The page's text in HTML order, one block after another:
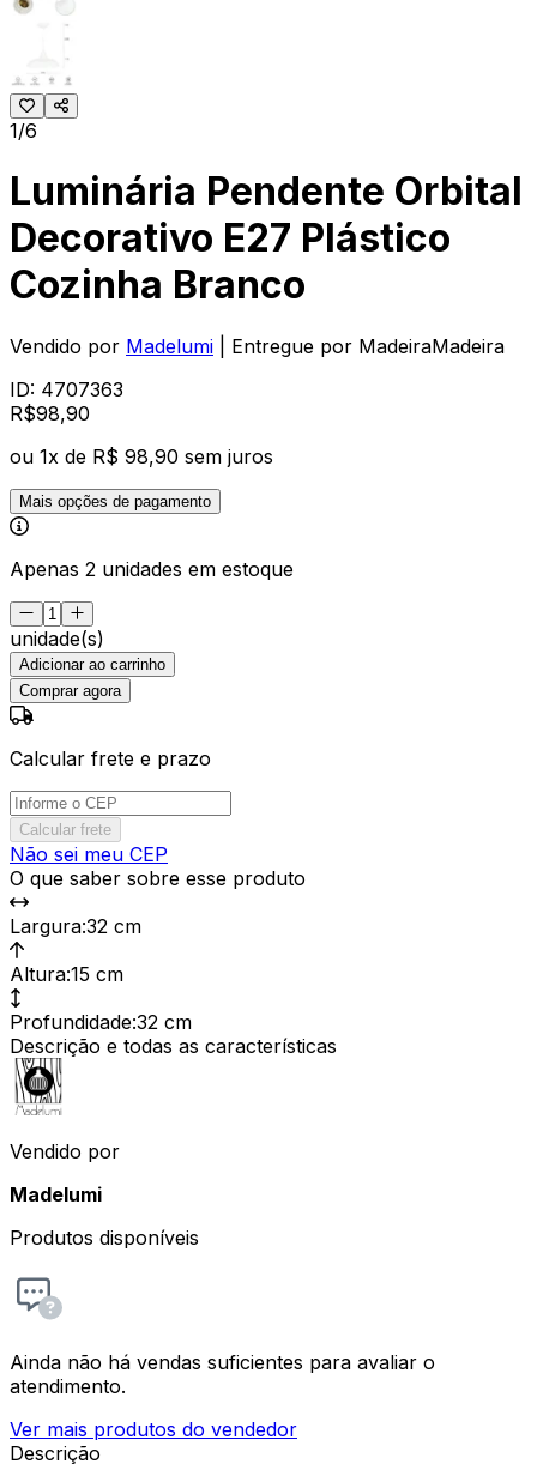
1/6
Luminária Pendente Orbital
Decorativo E27 Plástico
Cozinha Branco
Vendido por Madelumi | Entregue por MadeiraMadeira
ID: 4707363
R$98,90
ou 1x de R$ 98,90 sem juros
Mais opções de pagamento
Apenas 2 unidades em estoque
unidade(s)
Adicionar ao carrinho
Comprar agora
Calcular frete e prazo
Calcular frete
Não sei meu CEP
O que saber sobre esse produto
Largura:32 cm
Altura:15 cm
Profundidade:32 cm
Descrição e todas as características
Vendido por
Madelumi
Produtos disponíveis
Ainda não há vendas suficientes para avaliar o
atendimento.
Ver mais produtos do vendedor
Descrição